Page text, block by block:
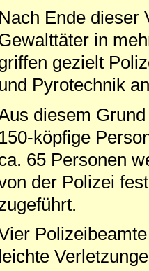
Nach Ende dieser
in
gezielt
Pyrotechnik
diesem
150-köpfige
65 Personen
der Polizei